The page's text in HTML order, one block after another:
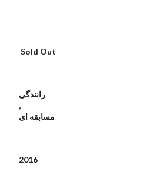
Sold Out
رانندگی
,
مسابقه ای
2016